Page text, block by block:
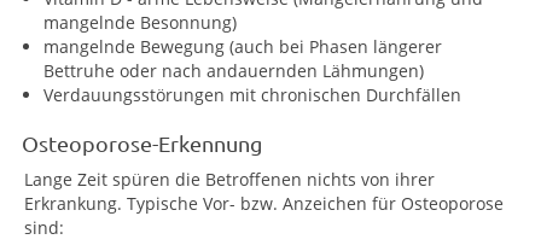
mangelnde Besonnung)
mangelnde Bewegung (auch bei Phasen längerer
Bettruhe oder nach andauernden Lähmungen)
Verdauungsstörungen mit chronischen Durchfällen
Osteoporose-Erkennung
Lange Zeit spüren die Betroffenen nichts von ihrer
Erkrankung. Typische Vor- bzw. Anzeichen für Osteoporose
sind: